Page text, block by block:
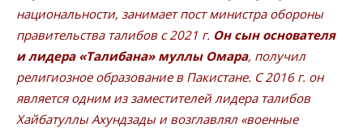
национальности, занимает пост министра обороны
правительства талибов с 2021 г. Он сын основателя
и лидера «Талибана» муллы Омара, получил
религиозное образование в Пакистане. С 2016 г. он
является одним из заместителей лидера талибов
Хайбатуллы Ахундзады и возглавлял «военные